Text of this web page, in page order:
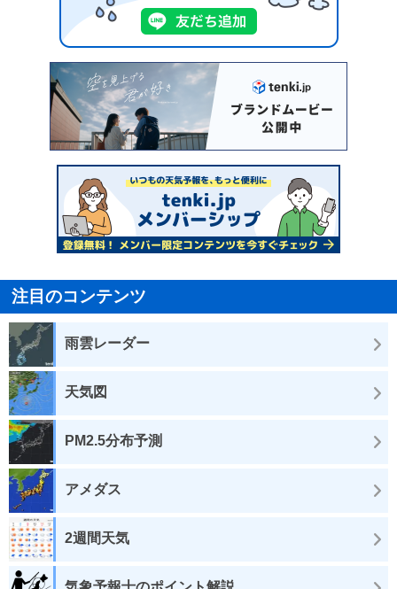
注目のコンテンツ
雨雲レーダー
天気図
PM2.5分布予測
アメダス
2週間天気